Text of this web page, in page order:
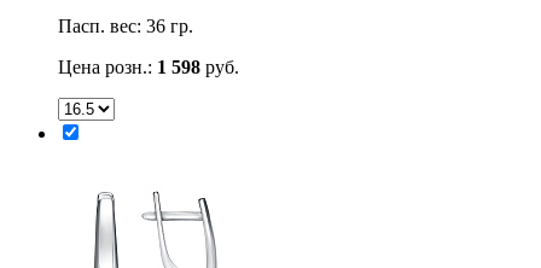
Пасп. вес: 36 гр.
Цена розн.: 1 598 руб.